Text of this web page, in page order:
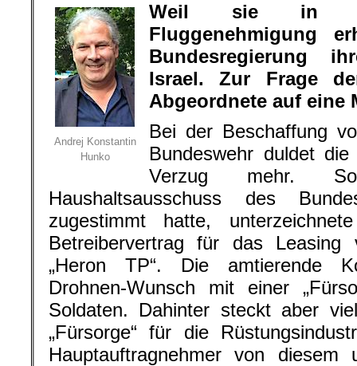
Andrej Konstantin
Hunko
Weil sie in
Fluggenehmigung
Bundesregierung
Israel. Zur Frage
Abgeordnete auf eine
Bei der Beschaffung
Bundeswehr duldet
Verzug mehr.
Haushaltsausschuss des
zugestimmt hatte,
Betreibervertrag für das
„Heron TP“. Die amtierende
Drohnen-Wunsch mit einer
Soldaten. Dahinter steckt aber
„Fürsorge“ für die
Hauptauftragnehmer von diesem